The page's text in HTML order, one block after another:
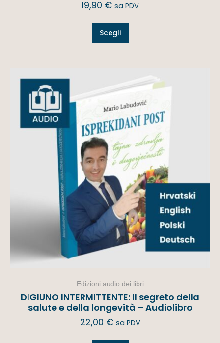
19,90 € sa PDV
Scegli
Edizioni audio dei libri
DIGIUNO INTERMITTENTE: Il segreto della
salute e della longevità – Audiolibro
22,00 € sa PDV